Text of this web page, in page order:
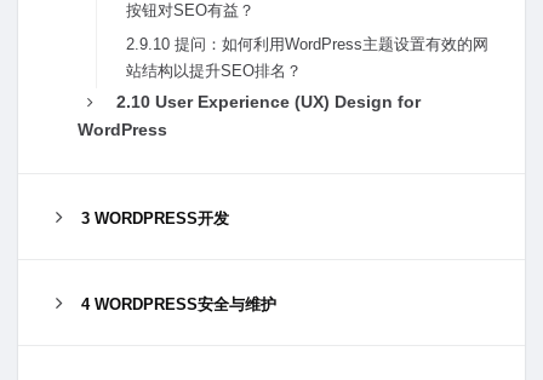
按钮对SEO有益？
2.9.10 提问：如何利⽤WordPress主题设置有效的⽹
站结构以提升SEO排名？
2.10 User Experience (UX) Design for
WordPress
3 WORDPRESS开发
4 WORDPRESS安全与维护